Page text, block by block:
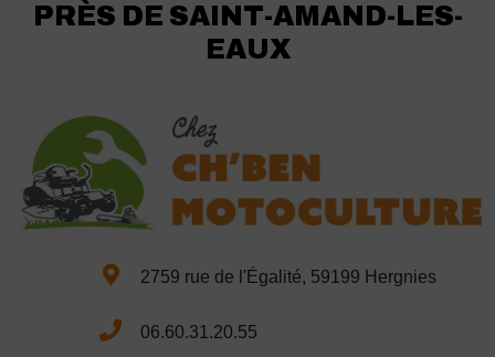
PRÈS DE SAINT-AMAND-LES-
EAUX
2759 rue de l'Égalité, 59199 Hergnies
06.60.31.20.55